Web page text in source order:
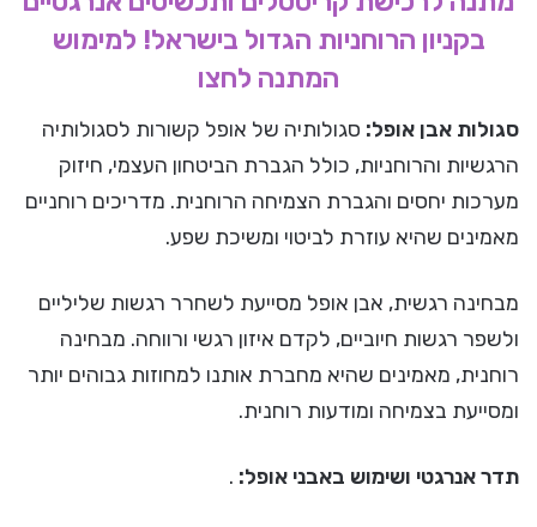
בקניון הרוחניות הגדול בישראל! למימוש
המתנה לחצו
סגולות אבן אופל: סגולותיה של אופל קשורות לסגולותיה
הרגשיות והרוחניות, כולל הגברת הביטחון העצמי, חיזוק
מערכות יחסים והגברת הצמיחה הרוחנית. מדריכים רוחניים
מאמינים שהיא עוזרת לביטוי ומשיכת שפע.
מבחינה רגשית, אבן אופל מסייעת לשחרר רגשות שליליים
ולשפר רגשות חיוביים, לקדם איזון רגשי ורווחה. מבחינה
רוחנית, מאמינים שהיא מחברת אותנו למחוזות גבוהים יותר
ומסייעת בצמיחה ומודעות רוחנית.
תדר אנרגטי ושימוש באבני אופל: .